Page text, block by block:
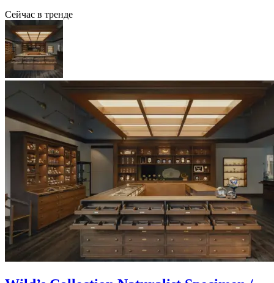
Сейчас в тренде